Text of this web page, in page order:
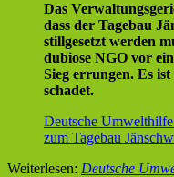
Das
dass der Tagebau
stillgesetzt werden
dubiose NGO vor
Sieg errungen. Es
schadet.
Deutsche
zum Tagebau
Weiterlesen: Deutsche